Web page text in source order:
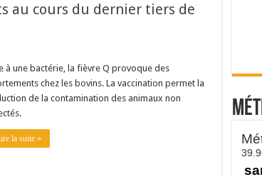
au cours du dernier tiers de
à une bactérie, la fièvre Q provoque des
chez les bovins. La vaccination permet la
de la contamination des animaux non
la suite »